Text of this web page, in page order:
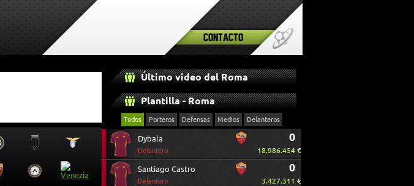
Contacto
Último video del Roma
Plantilla - Roma
Todos Porteros Defensas Medios Delanteros
Dybala
Delantero
0
18.986.454 €
Santiago Castro
Delantero
0
3.427.311 €